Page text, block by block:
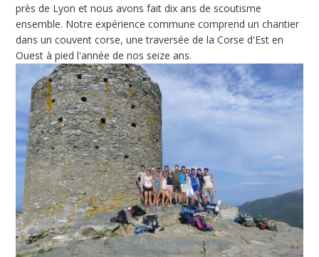
près de Lyon et nous avons fait dix ans de scoutisme
ensemble. Notre expérience commune comprend un chantier
dans un couvent corse, une traversée de la Corse d'Est en
Ouest à pied l'année de nos seize ans.